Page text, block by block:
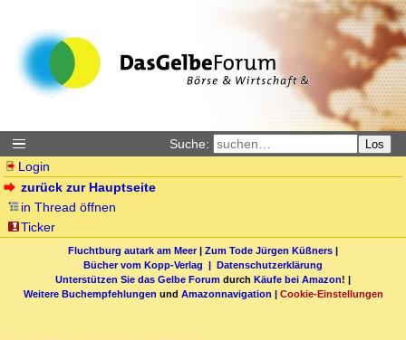
Suche: Los
Login
zurück zur Hauptseite
in Thread öffnen
Ticker
Fluchtburg autark am Meer| Zum Tode Jürgen Küßners |
Bücher vom Kopp-Verlag | Datenschutzerklärung
Unterstützen Sie das Gelbe Forum durch Käufe bei Amazon! |
Weitere Buchempfehlungen und Amazonnavigation | Cookie-Einstellungen